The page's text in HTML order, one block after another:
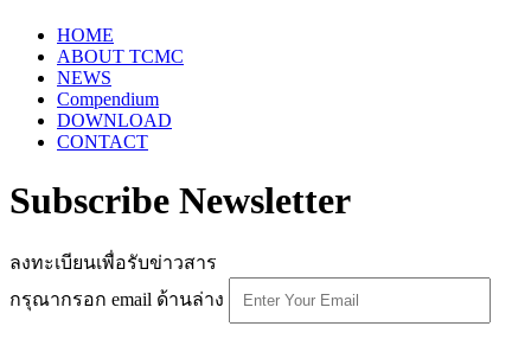
HOME
ABOUT TCMC
NEWS
Compendium
DOWNLOAD
CONTACT
Subscribe Newsletter
ลงทะเบียนเพื่อรับข่าวสาร
กรุณากรอก email ด้านล่าง